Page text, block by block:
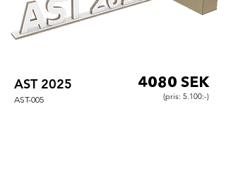
4080 SEK
(pris: 5.100:-)
AST 2025
AST-005